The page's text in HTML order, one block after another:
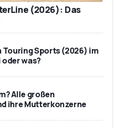
(2026): Das
Sports (2026) im
was?
Alle großen
ihre Mutterkonzerne